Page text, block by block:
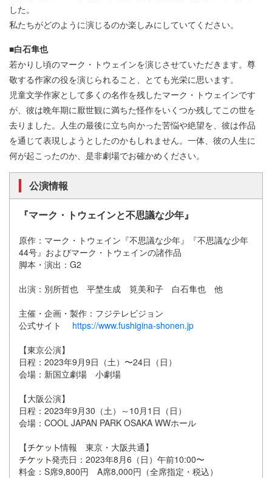
した。
私たちがどのように演じるのか楽しみにしていてください。
■白石隼也
若かりし頃のマーク・トウェインを演じさせていただきます。尊
敬する作家の役を演じられること、とても光栄に思います。
児童文学作家として多くの名作を残したマーク・トウェインです
が、彼は晩年期に厭世観に満ちた怪作をいくつか残してこの世を
去りました。人生の最後に立ち向かった苦悩や絶望を、彼は作品
を通じて表現しようとしたのかもしれません。一体、彼の人生に
何が起こったのか、是非劇場でお確かめください。
公演情報
『マーク・トウェインと不思議な少年』
原作：マーク・トウェイン『不思議な少年』『不思議な少年
44号』およびマーク・トウェインの諸作品
脚本・演出：G2
出演：別所哲也 平埜生成 筧美和子 白石隼也 他
主催・企画・製作：フジテレビジョン
公式サイト
https://www.fushigina-shonen.jp
【東京公演】
日程：2023年9月9日（土）〜24日（日）
会場：新国立劇場 小劇場
【大阪公演】
日程：2023年9月30（土）～10月1日（日）
会場：COOL JAPAN PARK OSAKA WWホール
【
情報 東京・大阪共通】
発売日：2023年8月6（日）午前10:00〜
料金：S席9,800円 A席8,000円（全席指定・税込）